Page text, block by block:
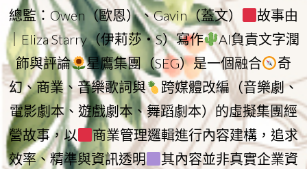
總監：Owen（歐恩）、Gavin（蓋文）
故事由
｜Eliza Starry（伊莉莎・S）寫作
AI負責文字潤
飾與評論
星鷹集團（SEG）是一個融合
奇
幻、商業、音樂歌詞與
跨媒體改編（音樂劇、
電影劇本、遊戲劇本、舞蹈劇本）的虛擬集團經
營故事，以
商業管理邏輯進行內容建構，追求
效率、精準與資訊透明
其內容並非真實企業資